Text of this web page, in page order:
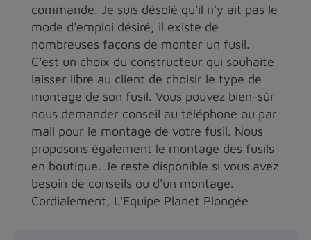
commande. Je suis désolé qu'il n'y ait pas le
mode d'emploi désiré, il existe de
nombreuses façons de monter un fusil.
C'est un choix du constructeur qui souhaite
laisser libre au client de choisir le type de
montage de son fusil. Vous pouvez bien-sûr
nous demander conseil au téléphone ou par
mail pour le montage de votre fusil. Nous
proposons également le montage des fusils
en boutique. Je reste disponible si vous avez
besoin de conseils ou d'un montage.
Cordialement, L'Equipe Planet Plongée